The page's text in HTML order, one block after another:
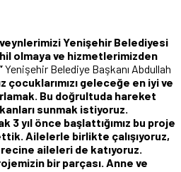
Yenişehir Belediyesi
olmaya ve hizmetlerimizden
Yenişehir Belediye Başkanı Abdullah
çocuklarımızı geleceğe en iyi ve
Bu doğrultuda hareket
sunmak istiyoruz.
3 yıl önce başlattığımız bu proje
Ailelerle birlikte çalışıyoruz,
aileleri de katıyoruz.
bir parçası. Anne ve